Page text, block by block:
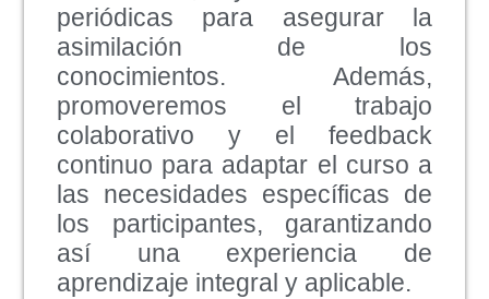
periódicas para asegurar la
asimilación de los
conocimientos. Además,
promoveremos el trabajo
colaborativo y el feedback
continuo para adaptar el curso a
las necesidades específicas de
los participantes, garantizando
así una experiencia de
aprendizaje integral y aplicable.